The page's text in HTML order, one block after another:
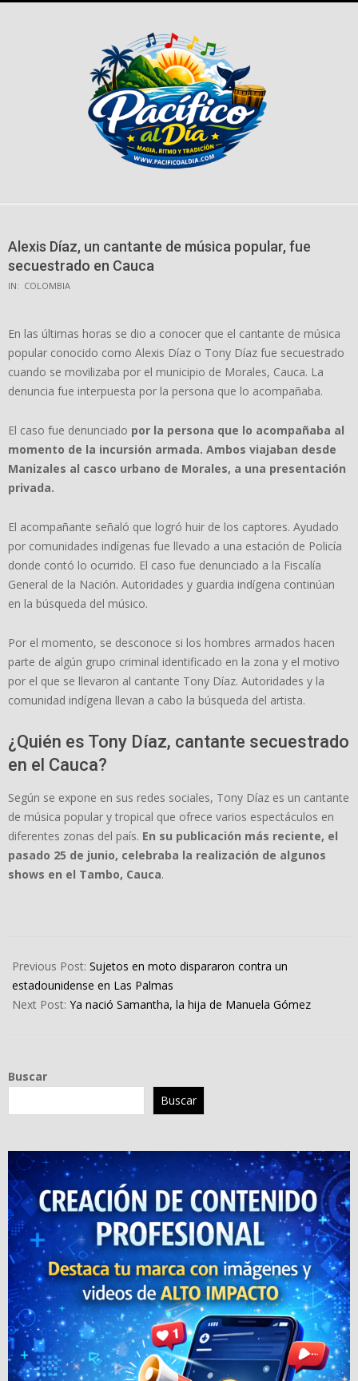
Alexis Díaz, un cantante de música popular, fue
secuestrado en Cauca
IN: COLOMBIA
En las últimas horas se dio a conocer que el cantante de música
popular conocido como Alexis Díaz o Tony Díaz fue secuestrado
cuando se movilizaba por el municipio de Morales, Cauca. La
denuncia fue interpuesta por la persona que lo acompañaba.
El caso fue denunciado por la persona que lo acompañaba al
momento de la incursión armada. Ambos viajaban desde
Manizales al casco urbano de Morales, a una presentación
privada.
El acompañante señaló que logró huir de los captores. Ayudado
por comunidades indígenas fue llevado a una estación de Policía
donde contó lo ocurrido. El caso fue denunciado a la Fiscalía
General de la Nación. Autoridades y guardia indígena continúan
en la búsqueda del músico.
Por el momento, se desconoce si los hombres armados hacen
parte de algún grupo criminal identificado en la zona y el motivo
por el que se llevaron al cantante Tony Díaz. Autoridades y la
comunidad indígena llevan a cabo la búsqueda del artista.
¿Quién es Tony Díaz, cantante secuestrado
en el Cauca?
Según se expone en sus redes sociales, Tony Díaz es un cantante
de música popular y tropical que ofrece varios espectáculos en
diferentes zonas del país. En su publicación más reciente, el
pasado 25 de junio, celebraba la realización de algunos
shows en el Tambo, Cauca.
07-
08
Previous Post: Sujetos en moto dispararon contra un
estadounidense en Las Palmas
Next Post: Ya nació Samantha, la hija de Manuela Gómez
Buscar
Buscar